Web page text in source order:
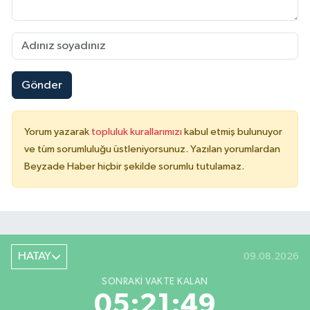
Gönder
Yorum yazarak topluluk kurallarımızı kabul etmiş bulunuyor
ve tüm sorumluluğu üstleniyorsunuz. Yazılan yorumlardan
Beyzade Haber hiçbir şekilde sorumlu tutulamaz.
HATAY 09.08.2026
SONRAKI VAKTE KALAN